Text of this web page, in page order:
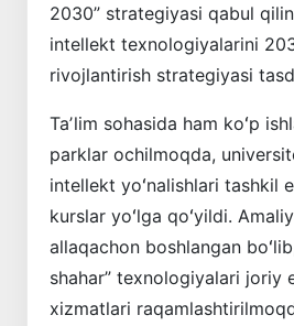
2030” strategiyasi qabul
intellekt texnologiyalarini
rivojlantirish strategiyasi
Taʼlim sohasida ham koʻp
parklar ochilmoqda,
intellekt yoʻnalishlari tashkil
kurslar yoʻlga qoʻyildi.
allaqachon boshlangan
shahar” texnologiyalari joriy
xizmatlari